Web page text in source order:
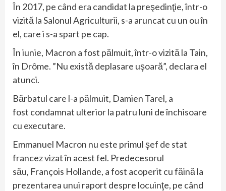
În 2017, pe când era candidat la preşedinţie, într-o
vizită la Salonul Agriculturii, s-a aruncat cu un ou în
el, care i s-a spart pe cap.
În iunie, Macron a fost pălmuit, într-o vizită la Tain,
în Drôme. ”Nu există deplasare uşoară”, declara el
atunci.
Bărbatul care l-a pălmuit, Damien Tarel, a
fost condamnat ulterior la patru luni de închisoare
cu executare.
Emmanuel Macron nu este primul şef de stat
francez vizat în acest fel. Predecesorul
său, François Hollande, a fost acoperit cu făină la
prezentarea unui raport despre locuinţe, pe când